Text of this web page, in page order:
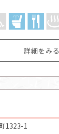
詳細をみる
1323-1